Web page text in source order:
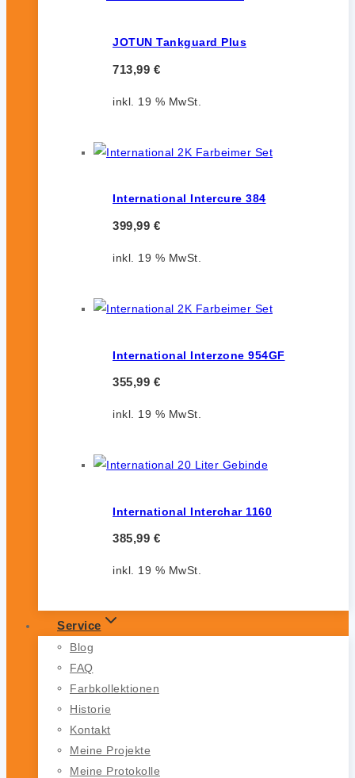
JOTUN Tankguard Plus
713,99 €
inkl. 19 % MwSt.
International Intercure 384
399,99 €
inkl. 19 % MwSt.
International Interzone 954GF
355,99 €
inkl. 19 % MwSt.
International Interchar 1160
385,99 €
inkl. 19 % MwSt.
Service
Blog
FAQ
Farbkollektionen
Historie
Kontakt
Meine Projekte
Meine Protokolle